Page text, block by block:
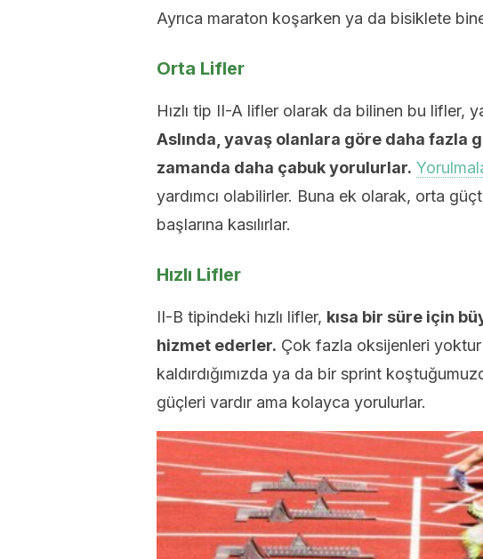
Ayrıca maraton koşarken ya da bisiklete
Orta Lifler
Hızlı tip II-A lifler olarak da bilinen bu lifler,
Aslında, yavaş olanlara göre daha fazla
zamanda daha çabuk yorulurlar.
yardımcı olabilirler. Buna ek olarak, orta
başlarına kasılırlar.
Hızlı Lifler
II-B tipindeki hızlı lifler, kısa bir süre için
hizmet ederler. Çok fazla oksijenleri yoktur
kaldırdığımızda ya da bir sprint
güçleri vardır ama kolayca yorulurlar.